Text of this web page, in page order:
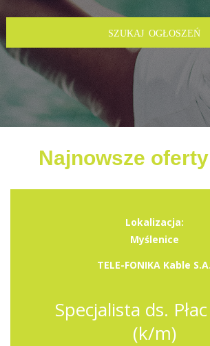
Najnowsze
Lokalizacja:
Myślenice
TELE-FONIKA Kable S.A.
Specjalista ds.
(k/m)